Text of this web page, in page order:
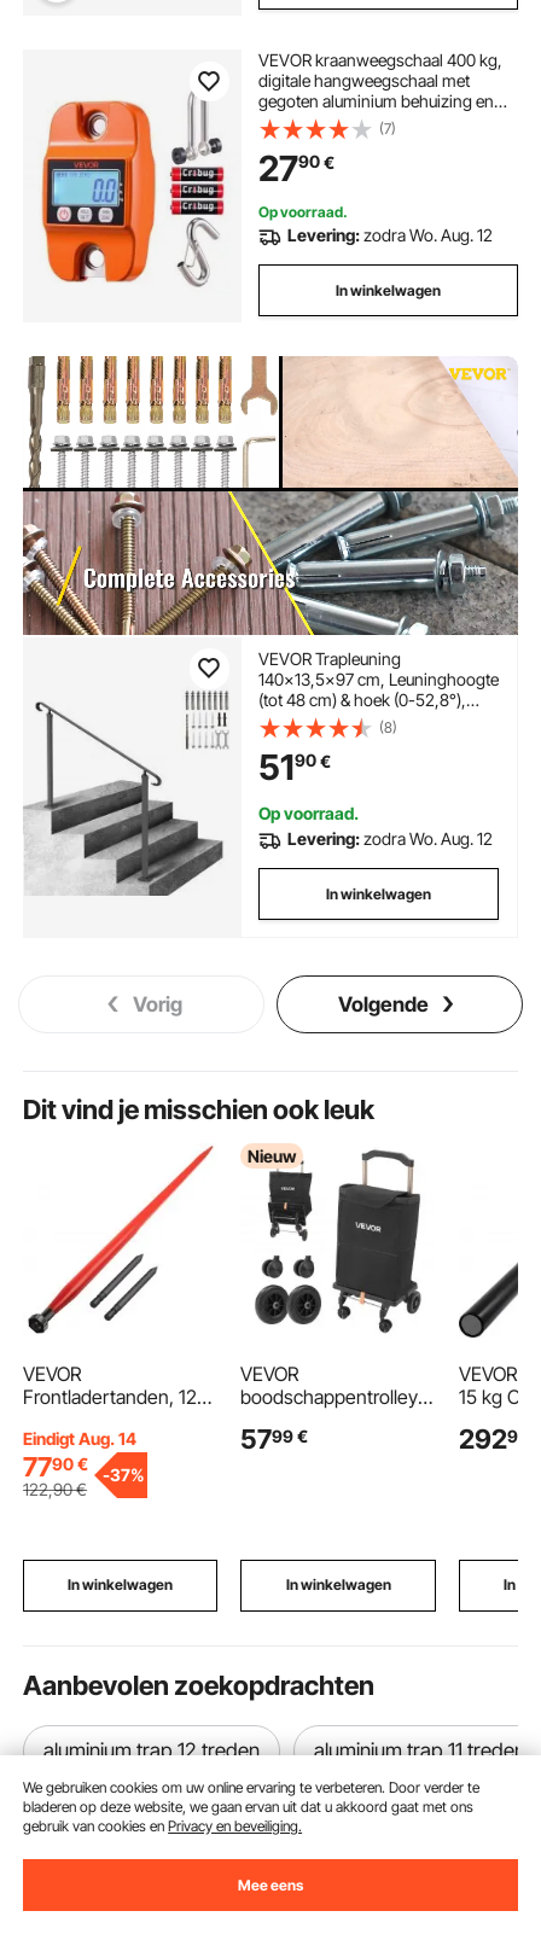
VEVOR kraanweegschaal 400 kg,
digitale hangweegschaal met
gegoten aluminium behuizing en
lcd-scherm, wildweegschaal met
stappen van 100 g en 3-traps
display, trekweegschaal,
visweegschaal, geschikt voor
landbouw, jacht en vissen
(7)
2790€
Op voorraad.
Levering:zodra Wo. Aug. 12
In winkelwagen
VEVOR Trapleuning
140x13,5x97 cm, Leuninghoogte
(tot 48 cm) & hoek (0-52,8°),
Verstelbare trapleuning, IJzeren
leuning, Ideaal voor trappen met
2 of 3 treden, Inclusief
montageset, Zwart
(8)
5190€
Op voorraad.
Levering:zodra Wo. Aug. 12
In winkelwagen
Vorig Volgende
Dit vind je misschien ook leuk
VEVOR
Frontladertanden, 125
capaciteit, snel te
bevestigen balenspies,
vierkante
gecoat, balenvork met
2 stabilisatoren
Eindigt Aug. 14
7790€
122,90€
-37%
In winkelwagen
Nieuw
VEVOR
boodschappentrolley,
winkelwagen met een
handgreep + 4 wielen,
afneembare tas, 2-in-1
huishoudelijk gebruik.
5799 €
In winkelwagen
VEVOR
15 kg
29299
In
Aanbevolen zoekopdrachten
aluminium trap 12 treden aluminium trap 11 treden
We gebruiken cookies om uw online ervaring te verbeteren. Door verder te
bladeren op deze website, we gaan ervan uit dat u akkoord gaat met ons
gebruik van cookies enPrivacy en beveiliging.
Mee eens